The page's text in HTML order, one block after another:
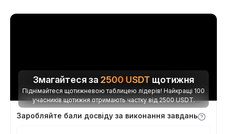
Змагайтеся за 2500 USDT щотижня
Піднімайтеся щотижневою таблицею лідерів! Найкращі 100
учасників щотижня отримають частку від 2500 USDT.
Заробляйте бали досвіду за виконання завдань